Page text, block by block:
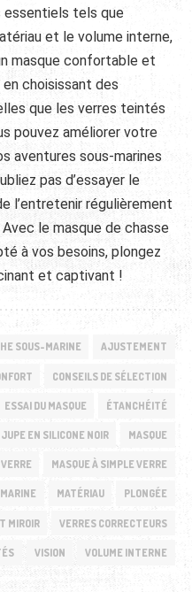
tels que
et le volume interne,
masque confortable et
choisissant des
que les verres teintés
pouvez améliorer votre
aventures sous-marines
pas d’essayer le
l’entretenir régulièrement
le masque de chasse
à vos besoins, plongez
et captivant !
SOUS-MARINE AJUSTEMENT
CONSEILS DE SÉLECTION
ESSAI DU MASQUE ÉTANCHÉITÉ
JUPE EN SILICONE NOIR MASQUE
MASQUE À SIMPLE VERRE
MATÉRIAU PLONGÉE
MIROIR VERRES CORRECTEURS
VISION VOLUME INTERNE